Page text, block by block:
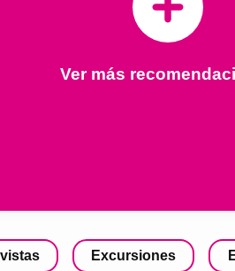
Ver más
Excursiones